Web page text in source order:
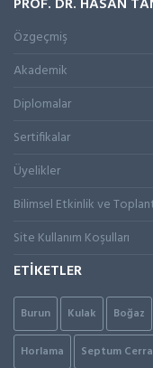
Özgeçmiş
Akademik
Diplomalar
Sertifikalar
Üyelikler
Bilimsel Etkinlik ve
Site Kullanım Koşulları
ETİKETLER
Burun Kulak Boğaz
Horlama Septum